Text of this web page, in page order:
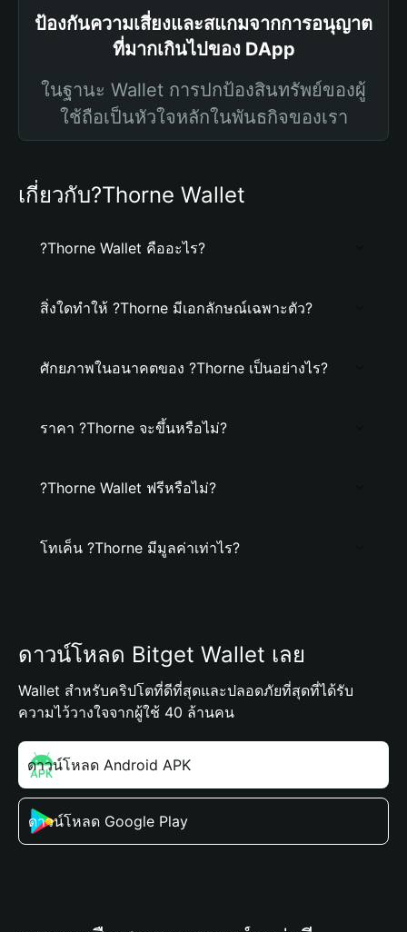
ป้องกันความเสี่ยงและสแกมจากการอนุญาต
ที่มากเกินไปของ DApp
ในฐานะ Wallet การปกป้องสินทรัพย์ของผู้
ใช้ถือเป็นหัวใจหลักในพันธกิจของเรา
เกี่ยวกับ?Thorne Wallet
?Thorne Wallet คืออะไร?
สิ่งใดทำให้ ?Thorne มีเอกลักษณ์เฉพาะตัว?
ศักยภาพในอนาคตของ ?Thorne เป็นอย่างไร?
ราคา ?Thorne จะขึ้นหรือไม่?
?Thorne Wallet ฟรีหรือไม่?
โทเค็น ?Thorne มีมูลค่าเท่าไร?
ดาวน์โหลด Bitget Wallet เลย
Wallet สำหรับคริปโตที่ดีที่สุดและปลอดภัยที่สุดที่ได้รับ
ความไว้วางใจจากผู้ใช้ 40 ล้านคน
ดาวน์โหลด Android APK
ดาวน์โหลด Google Play